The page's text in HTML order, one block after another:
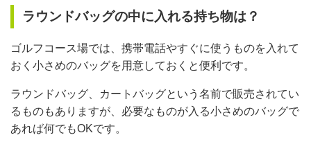
ラウンドバッグの中に入れる持ち物は？
ゴルフコース場では、携帯電話やすぐに使うものを入れて
おく小さめのバッグを用意しておくと便利です。
ラウンドバッグ、カートバッグという名前で販売されてい
るものもありますが、必要なものが入る小さめのバッグで
あれば何でもOKです。